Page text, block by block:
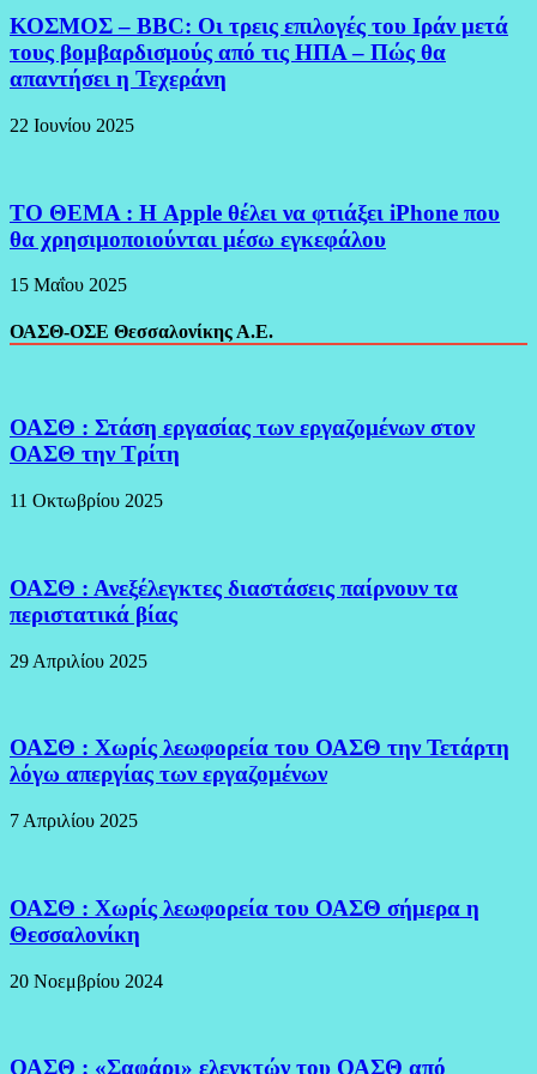
ΚΟΣΜΟΣ – BBC: Οι τρεις επιλογές του Ιράν μετά
τους βομβαρδισμούς από τις ΗΠΑ – Πώς θα
απαντήσει η Τεχεράνη
22 Ιουνίου 2025
ΤΟ ΘΕΜΑ : Η Apple θέλει να φτιάξει iPhone που
θα χρησιμοποιούνται μέσω εγκεφάλου
15 Μαΐου 2025
ΟΑΣΘ-ΟΣΕ Θεσσαλονίκης Α.Ε.
ΟΑΣΘ : Στάση εργασίας των εργαζομένων στον
ΟΑΣΘ την Τρίτη
11 Οκτωβρίου 2025
ΟΑΣΘ : Ανεξέλεγκτες διαστάσεις παίρνουν τα
περιστατικά βίας
29 Απριλίου 2025
ΟΑΣΘ : Χωρίς λεωφορεία του ΟΑΣΘ την Τετάρτη
λόγω απεργίας των εργαζομένων
7 Απριλίου 2025
ΟΑΣΘ : Χωρίς λεωφορεία του ΟΑΣΘ σήμερα η
Θεσσαλονίκη
20 Νοεμβρίου 2024
ΟΑΣΘ : «Σαφάρι» ελεγκτών του ΟΑΣΘ από